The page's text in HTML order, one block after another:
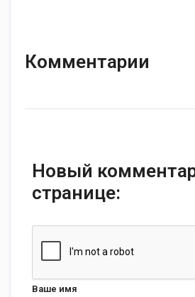
Комментарии
Новый
странице:
Ваше имя